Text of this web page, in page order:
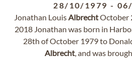
28/10/1979 -
Jonathan LouisAlbrechtOctober
2018 Jonathan was born in
28th of October 1979 to
Albrecht, and was